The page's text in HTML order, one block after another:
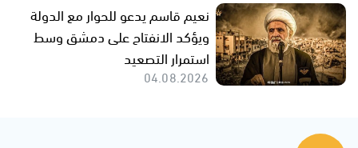
نعيم قاسم يدعو للحوار مع الدولة
ويؤكد الانفتاح على دمشق وسط
استمرار التصعيد
04.08.2026